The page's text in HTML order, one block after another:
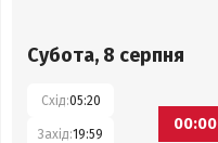
Субота, 8 серпня
Схід:05:20
Захід:19:59
00:00